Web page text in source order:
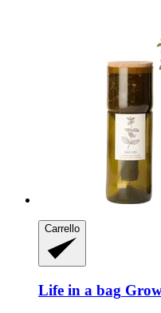
Carrello
Life in a bag